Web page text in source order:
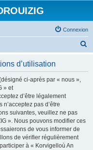
Connexion
d’utilisation
ci-après par « nous »,
» et
d’être légalement
pas d’être
suivantes, veuillez ne pas
». Nous pouvons modifier ces
de vous informer de
de vérifier régulièrement
à « Korvigelloù An